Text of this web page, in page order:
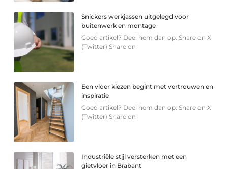
Snickers werkjassen uitgelegd voor
buitenwerk en montage
Goed artikel? Deel hem dan op: Share on X
(Twitter) Share on
Een vloer kiezen begint met vertrouwen en
inspiratie
Goed artikel? Deel hem dan op: Share on X
(Twitter) Share on
Industriële stijl versterken met een
gietvloer in Brabant